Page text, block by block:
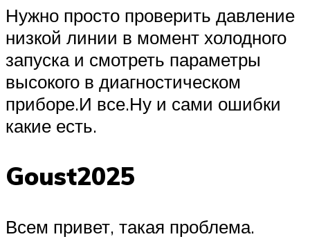
Нужно просто проверить давление
низкой линии в момент холодного
запуска и смотреть параметры
высокого в диагностическом
приборе.И все.Ну и сами ошибки
какие есть.
Goust2025
Всем привет, такая проблема.